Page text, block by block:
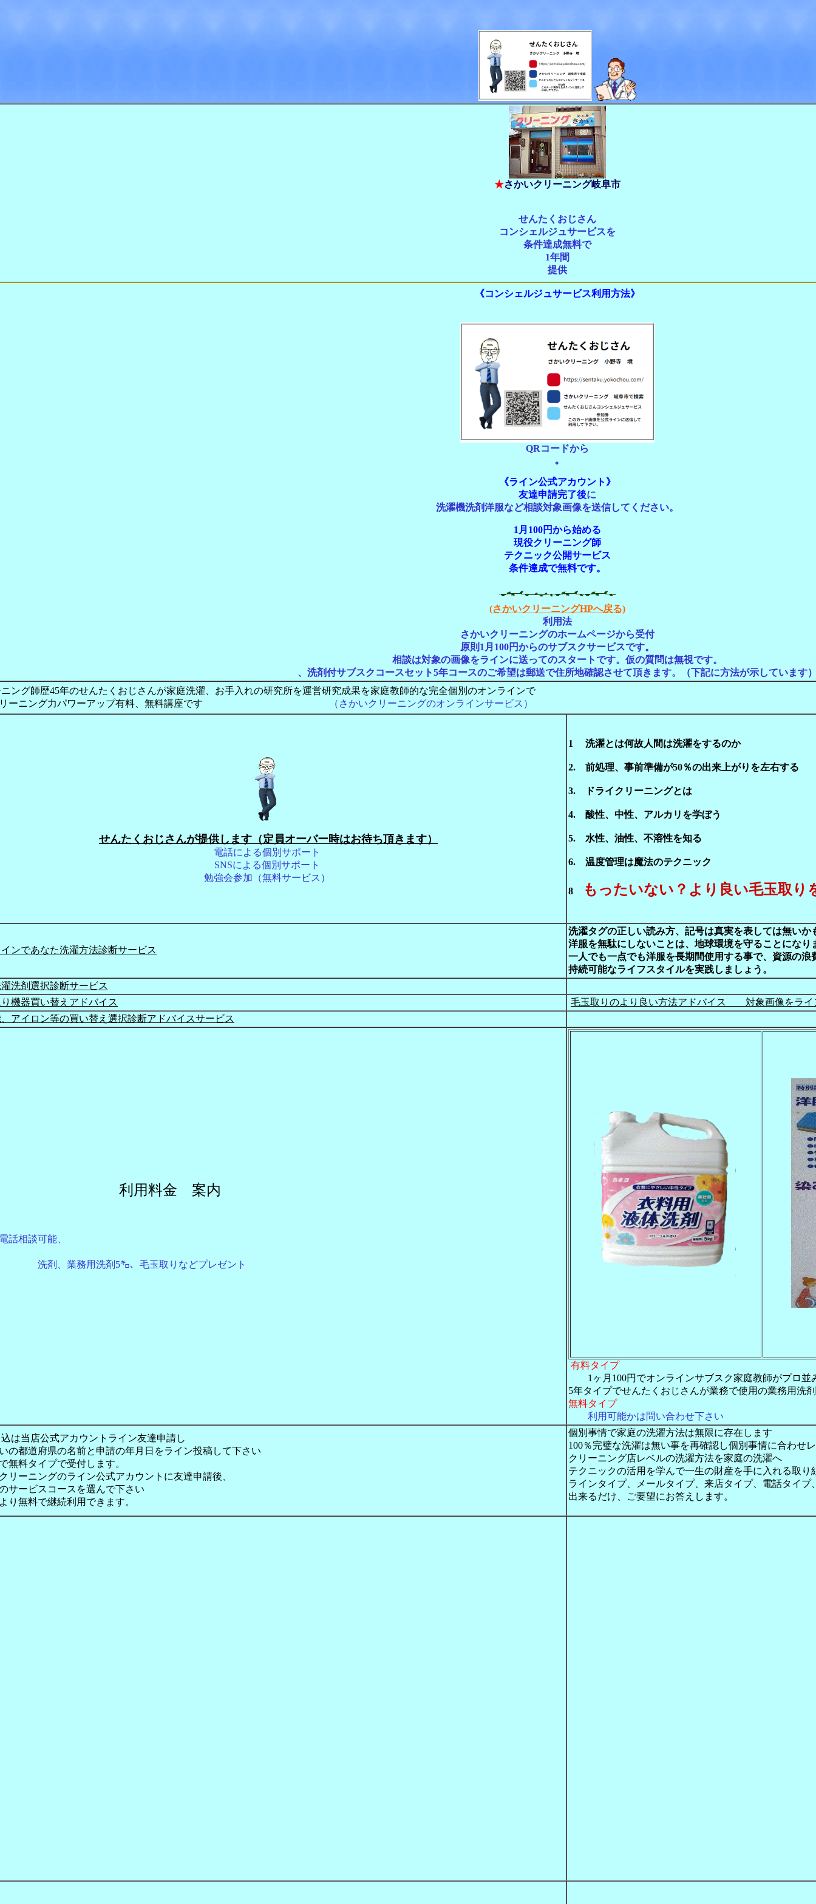
★さかいクリーニング岐阜市
せんたくおじさん
コンシェルジュサービスを
条件達成無料で
1年間
提供
《コンシェルジュサービス利用方法》
QRコードから
｡
《ライン公式アカウント》
友達申請完了後に
洗濯機洗剤洋服など相談対象画像を送信してください。
1月100円から始める
現役クリーニング師
テクニック公開サービス
条件達成で無料です。
(さかいクリーニングHPへ戻る)
利用法
さかいクリーニングのホームページから受付
原則1月100円からのサブスクサービスです。
相談は対象の画像をラインに送ってのスタートです。仮の質問は無視です。
、洗剤付サブスクコースセット5年コースのご希望は郵送で住所地確認させて頂きます。（下記に方法が示しています
ング師歴45年のせんたくおじさんが家庭洗濯、お手入れの研究所を運営研究成果を家庭教師的な完全個別のオンラインで
ーニング力パワーアップ有料、無料講座です （さかいクリーニングのオンラインサービス）
せんたくおじさんが提供します（定員オーバー時はお待ち頂きます）
電話による個別サポート
SNSによる個別サポート
勉強会参加（無料サービス）
1 洗濯とは何故人間は洗濯をするのか
2. 前処理、事前準備が50％の出来上がりを左右する
3. ドライクリーニングとは
4. 酸性、中性、アルカリを学ぼう
5. 水性、油性、不溶性を知る
6. 温度管理は魔法のテクニック
8 もったいない？より良い毛玉取り
ンであなた洗濯方法診断サービス
洗濯タグの正しい読み方、記号は真実を表しては無いか
洋服を無駄にしないことは、地球環境を守ることになり
一人でも一点でも洋服を長期間使用する事で、資源の浪
持続可能なライフスタイルを実践しましょう。
洗剤選択診断サービス
機器買い替えアドバイス
毛玉取りのより良い方法アドバイス 対象画像をライ
アイロン等の買い替え選択診断アドバイスサービス
利用料金 案内
相談可能、
業務用洗剤5㌔、毛玉取りなどプレゼント
有料タイプ
1ヶ月100円でオンラインサブスク家庭教師がプロ並
5年タイプでせんたくおじさんが業務で使用の業務用洗
無料タイプ
利用可能かは問い合わせ下さい
は当店公式アカウントライン友達申請し
の都道府県の名前と申請の年月日をライン投稿して下さい
無料タイプで受付します。
リーニングのライン公式アカウントに友達申請後、
サービスコースを選んで下さい
り無料で継続利用できます。
個別事情で家庭の洗濯方法は無限に存在します
100％完璧な洗濯は無い事を再確認し個別事情に合わせ
クリーニング店レベルの洗濯方法を家庭の洗濯へ
テクニックの活用を学んで一生の財産を手に入れる取り
ラインタイプ、メールタイプ、来店タイプ、電話タイプ
出来るだけ、ご要望にお答えします。
さかいクリーニング
トップページヘもどる